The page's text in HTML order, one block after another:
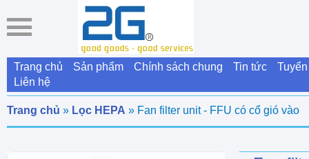
Trang chủ Sản phẩm Chính sách chung Tin tức
Liên hệ
Trang chủ » Lọc HEPA » Fan filter unit - FFU có cổ gió vào